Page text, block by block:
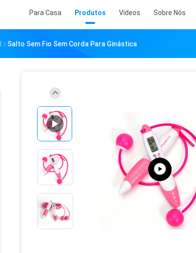
Para Casa Produtos Vídeos Sobre Nós
Salto Sem Fio Sem Corda Para Ginástica